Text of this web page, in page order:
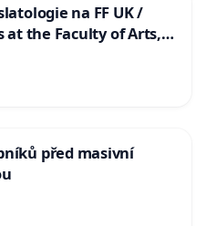
na FF UK /
at the Faculty of Arts,
před masivní